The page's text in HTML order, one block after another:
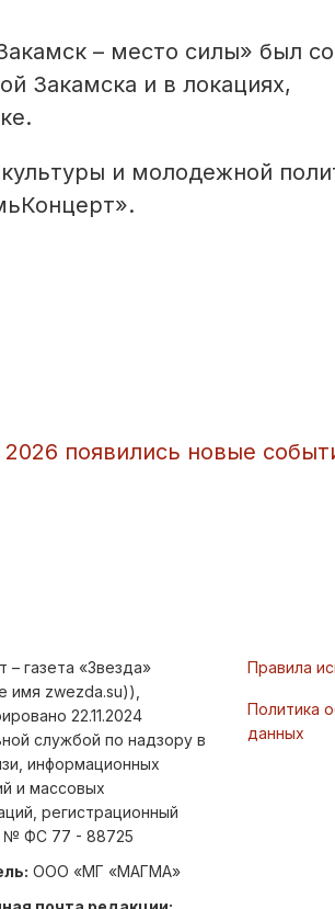
– место силы» был
Закамска и в локациях,
и молодежной
появились новые
– газета «Звезда»
имя zwezda.su)),
22.11.2024
службой по надзору в
информационных
и массовых
регистрационный
ФС 77 - 88725
ООО «МГ «МАГМА»
Правила
Политика
данных